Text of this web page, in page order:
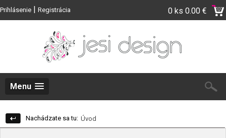
Prihlásenie | Registrácia 0 ks 0.00 €
Menu
Nachádzate sa tu: Úvod